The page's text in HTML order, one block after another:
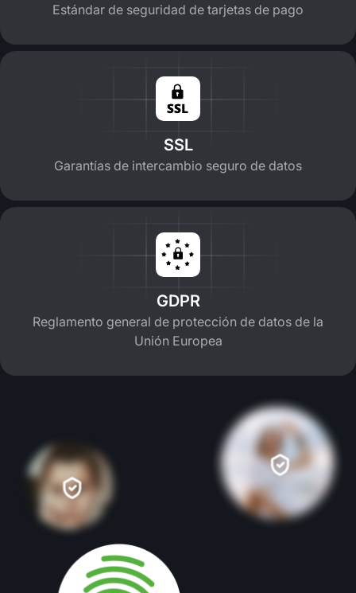
Estándar de seguridad de tarjetas de pago
SSL
Garantías de intercambio seguro de datos
GDPR
Reglamento general de protección de datos de la
Unión Europea